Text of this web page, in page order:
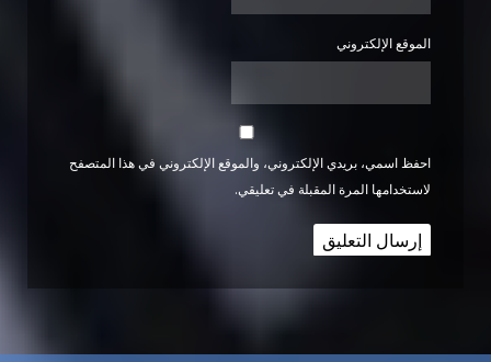
الموقع الإلكتروني
احفظ اسمي، بريدي الإلكتروني، والموقع الإلكتروني في هذا المتصفح
لاستخدامها المرة المقبلة في تعليقي.